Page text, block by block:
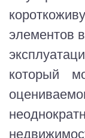
элементов
который